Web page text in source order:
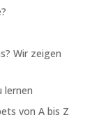
Wir zeigen
lernen
von A bis Z